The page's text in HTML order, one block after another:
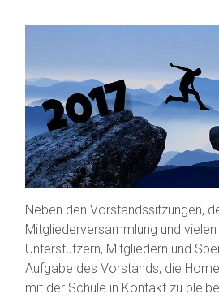
Neben den Vorstandssitzungen,
Mitgliederversammlung und
Unterstützern, Mitgliedern und
Aufgabe des Vorstands, die
mit der Schule in Kontakt zu